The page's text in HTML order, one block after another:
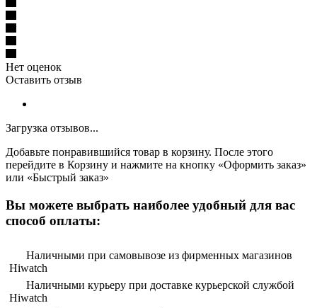
Нет оценок
Оставить отзыв
Загрузка отзывов...
Добавьте понравившийся товар в корзину. После этого
перейдите в Корзину и нажмите на кнопку «Оформить заказ»
или «Быстрый заказ»
Вы можете выбрать наиболее удобный для вас
способ оплаты:
Наличными при самовывозе из фирменных магазинов
Hiwatch
Наличными курьеру при доставке курьерской службой
Hiwatch